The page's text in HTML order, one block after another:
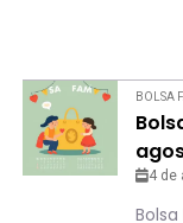
BOLSA
para
4 de